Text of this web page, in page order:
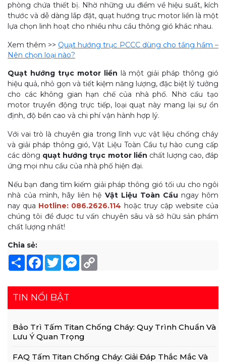
phòng chứa thiết bị. Nhờ những ưu điểm về hiệu suất, kích
thước và dễ dàng lắp đặt, quạt hướng trục motor liền là một
lựa chọn linh hoạt cho nhiều nhu cầu thông gió khác nhau.
Xem thêm >> Quạt hướng trục PCCC dùng cho tầng hầm –
Nên chọn loại nào?
Quạt hướng trục motor liền là một giải pháp thông gió
hiệu quả, nhỏ gọn và tiết kiệm năng lượng, đặc biệt lý tưởng
cho các không gian hạn chế của nhà phố. Nhờ cấu tạo
motor truyền động trực tiếp, loại quạt này mang lại sự ổn
định, độ bền cao và chi phí vận hành hợp lý.
Với vai trò là chuyên gia trong lĩnh vực vật liệu chống cháy
và giải pháp thông gió, Vật Liệu Toàn Cầu tự hào cung cấp
các dòng quạt hướng trục motor liền chất lượng cao, đáp
ứng mọi nhu cầu của nhà phố hiện đại.
Nếu bạn đang tìm kiếm giải pháp thông gió tối ưu cho ngôi
nhà của mình, hãy liên hệ Vật Liệu Toàn Cầu ngay hôm
nay qua Hotline: 086.2626.114 hoặc truy cập website của
chúng tôi để được tư vấn chuyên sâu và sở hữu sản phẩm
chất lượng nhất!
Chia sẻ:
Share Facebook
TwitterMessenger
TIN NỔI BẬT
Bảo Trì Tấm Titan Chống Cháy: Quy Trình Chuẩn Và
Lưu Ý Quan Trọng
FAQ Tấm Titan Chống Cháy: Giải Đáp Thắc Mắc Và